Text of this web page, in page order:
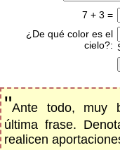
7 + 3 =
¿De qué color es el
cielo?:
"Ante todo, muy
última frase.
realicen